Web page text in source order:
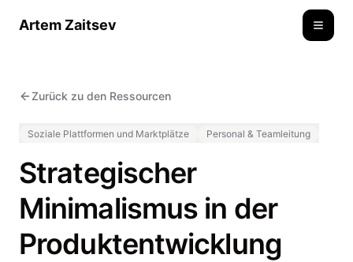
Artem Zaitsev
Zurück zu den Ressourcen
Soziale Plattformen und Marktplätze Personal & Teamleitung
Strategischer
Minimalismus in der
Produktentwicklung